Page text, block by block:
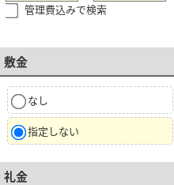
管理費込みで検索
敷金
なし
指定しない
礼金